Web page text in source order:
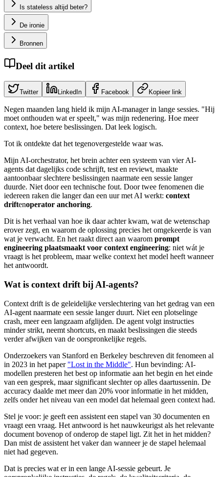
Is stateless altijd beter?
De ironie
Bronnen
Deel dit artikel
Twitter LinkedIn Facebook Kopieer link
Negen maanden lang hield ik mijn AI-manager in lange sessies. "Hij
moet onthouden wat er speelt," was mijn redenering. Hoe meer
context, hoe betere beslissingen. Dat leek logisch.
Tot ik ontdekte dat het tegenovergestelde waar was.
Mijn AI-orchestrator, het brein achter een systeem van vier AI-
agents dat dagelijks code schrijft, test en reviewt, maakte
aantoonbaar slechtere beslissingen naarmate een sessie langer
duurde. Niet door een technische fout. Door twee fenomenen die
iedereen raken die langer dan een uur met AI werkt: context
driftenoperator anchoring.
Dit is het verhaal van hoe ik daar achter kwam, wat de wetenschap
erover zegt, en waarom de oplossing precies het omgekeerde is van
wat je verwacht. En het raakt direct aan waarom prompt
engineering plaatsmaakt voor context engineering: niet wát je
vraagt is het probleem, maar welke context het model heeft wanneer
het antwoordt.
Wat is context drift bij AI-agents?
Context drift is de geleidelijke verslechtering van het gedrag van een
AI-agent naarmate een sessie langer duurt. Niet een plotselinge
crash, meer een langzaam afglijden. De agent volgt instructies
minder strikt, neemt shortcuts, en maakt beslissingen die steeds
verder afwijken van de oorspronkelijke regels.
Onderzoekers van Stanford en Berkeley beschreven dit fenomeen al
in 2023 in het paper "Lost in the Middle". Hun bevinding: AI-
modellen presteren het best op informatie aan het begin en het einde
van een gesprek, maar significant slechter op alles daartussenin. De
accuracy daalde met meer dan 20% voor informatie in het midden,
zelfs onder het niveau van een model dat helemaal geen context had.
Stel je voor: je geeft een assistent een stapel van 30 documenten en
vraagt een vraag. Het antwoord is het nauwkeurigst als het relevante
document bovenop of onderop de stapel ligt. Zit het in het midden?
Dan mist de assistent het vaker dan wanneer je de stapel helemaal
niet had gegeven.
Dat is precies wat er in een lange AI-sessie gebeurt. Je